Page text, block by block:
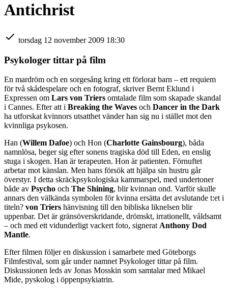
Antichrist
torsdag 12 november 2009 18:30
Psykologer tittar på film
En mardröm och en sorgesång kring ett förlorat barn – ett requiem
för två skådespelare och en fotograf, skriver Bernt Eklund i
Expressen om Lars von Triers omtalade film som skapade skandal
i Cannes. Efter att i Breaking the Waves och Dancer in the Dark
ha utforskat kvinnors utsatthet vänder han sig nu i stället mot den
kvinnliga psykosen.
Han (Willem Dafoe) och Hon (Charlotte Gainsbourg), båda
namnlösa, beger sig efter sonens tragiska död till Eden, en enslig
stuga i skogen. Han är terapeuten. Hon är patienten. Förnuftet
arbetar mot känslan. Men hans försök att hjälpa sin hustru går
överstyr. I detta skräckpsykologiska kammarspel, med undertoner
både av Psycho och The Shining, blir kvinnan ond. Varför skulle
annars den välkända symbolen för kvinna ersätta det avslutande t:et i
titeln? von Triers hänvisning till den bibliska liknelsen blir
uppenbar. Det är gränsöverskridande, drömskt, irrationellt, våldsamt
– och med ett vidunderligt vackert foto, signerat Anthony Dod
Mantle.
Efter filmen följer en diskussion i samarbete med Göteborgs
Filmfestival, som går under namnet Psykologer tittar på film.
Diskussionen leds av Jonas Mosskin som samtalar med Mikael
Mide, pyskolog i öppenpsykiatrin.